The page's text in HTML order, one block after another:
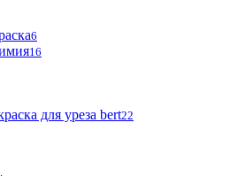
6
16
для уреза bert22